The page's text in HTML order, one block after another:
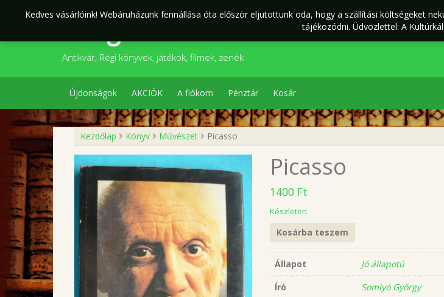
Szegedi Kultúrkáló
Antikvár, Régi könyvek, játékok, filmek, zenék
Újdonságok AKCIÓK A fiókom Pénztár Kosár
Kezdőlap Könyv Művészet Picasso
Picasso
1400 Ft
Készleten
Kosárba teszem
Állapot
Jó állapotú
Író
Somlyó György
Kedves vásárlóink! Webáruházunk fennállása óta először eljutottunk oda, hogy a szállítási költségeket
tájékozódni. Üdvözlettel: A